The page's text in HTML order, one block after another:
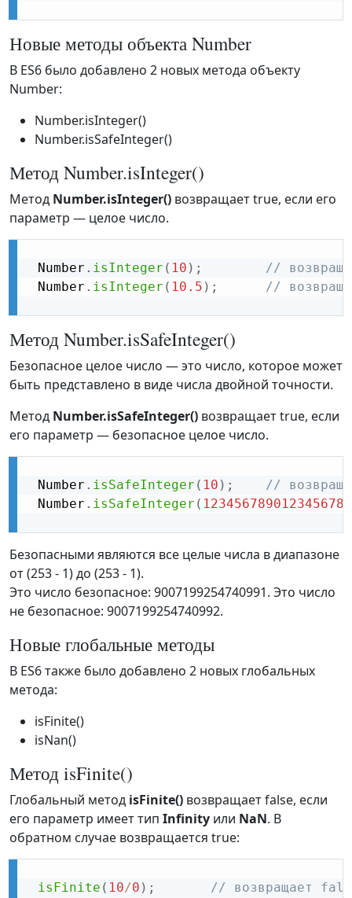
Новые методы объекта Number
В ES6 было добавлено 2 новых метода объекту
Number:
Number.isInteger()
Number.isSafeInteger()
Метод Number.isInteger()
Метод Number.isInteger() возвращает true, если его
параметр — целое число.
Number . isInteger ( 10 ) ;
//
Number . isInteger ( 10.5 ) ; //
Метод Number.isSafeInteger()
Безопасное целое число — это число, которое может
быть представлено в виде числа двойной точности.
Метод Number.isSafeInteger() возвращает true, если
его параметр — безопасное целое число.
Number . isSafeInteger ( 10 ) ;
//
Number . isSafeInteger (
Безопасными являются все целые числа в диапазоне
от (253 - 1) до (253 - 1).
Это число безопасное: 9007199254740991. Это число
не безопасное: 9007199254740992.
Новые глобальные методы
В ES6 также было добавлено 2 новых глобальных
метода:
isFinite()
isNan()
Метод isFinite()
Глобальный метод isFinite() возвращает false, если
его параметр имеет тип Infinity или NaN. В
обратном случае возвращается true:
isFinite ( 10/0 ) ;
// возвращает